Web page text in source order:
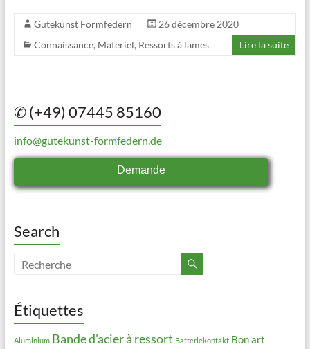
Gutekunst Formfedern
26 décembre 2020
Connaissance, Materiel, Ressorts à lames Lire la suite
✆ (+49) 07445 85160
info@gutekunst-formfedern.de
Demande
Search
Étiquettes
Aluminium Bande d'acier à ressort Batteriekontakt Bon art